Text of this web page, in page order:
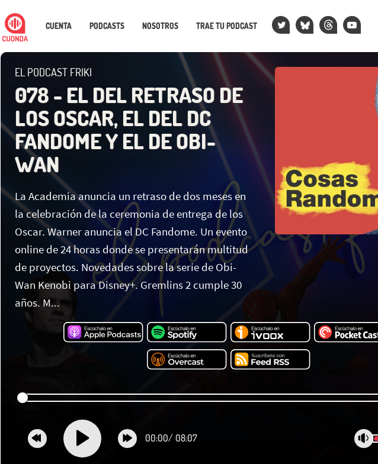
CUENTA PODCASTS NOSOTROS TRAE TU PODCAST
EL PODCAST FRIKI
078 - EL DEL RETRASO DE
LOS OSCAR, EL DEL DC
FANDOME Y EL DE OBI-
WAN
La Academia anuncia un retraso de dos meses en
la celebración de la ceremonia de entrega de los
Oscar. Warner anuncia el DC Fandome. Un evento
online de 24 horas donde se presentarán multitud
de proyectos. Novedades sobre la serie de Obi-
Wan Kenobi para Disney+. Gremlins 2 cumple 30
años. M...
00:00/ 08:07